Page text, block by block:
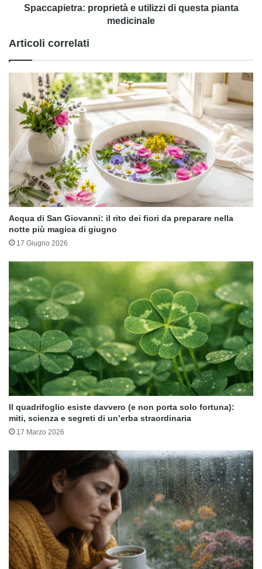
Spaccapietra: proprietà e utilizzi di questa pianta
medicinale
Articoli correlati
Acqua di San Giovanni: il rito dei fiori da preparare nella
notte più magica di giugno
17 Giugno 2026
Il quadrifoglio esiste davvero (e non porta solo fortuna):
miti, scienza e segreti di un’erba straordinaria
17 Marzo 2026